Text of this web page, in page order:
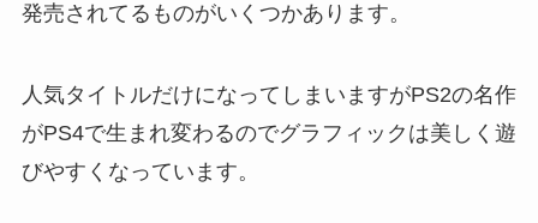
発売されてるものがいくつかあります。
人気タイトルだけになってしまいますがPS2の名作
がPS4で生まれ変わるのでグラフィックは美しく遊
びやすくなっています。